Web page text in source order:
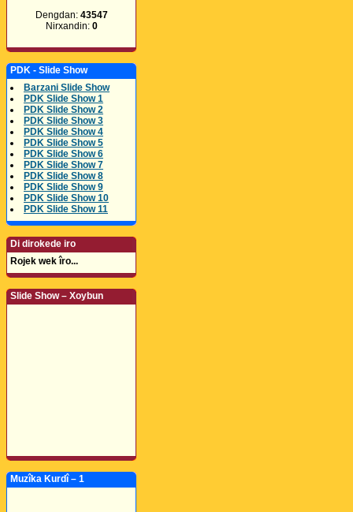
Dengdan: 43547
Nirxandin: 0
PDK - Slide Show
Barzani Slide Show
PDK Slide Show 1
PDK Slide Show 2
PDK Slide Show 3
PDK Slide Show 4
PDK Slide Show 5
PDK Slide Show 6
PDK Slide Show 7
PDK Slide Show 8
PDK Slide Show 9
PDK Slide Show 10
PDK Slide Show 11
Di dirokede iro
Rojek wek îro...
Slide Show – Xoybun
Muzîka Kurdî – 1